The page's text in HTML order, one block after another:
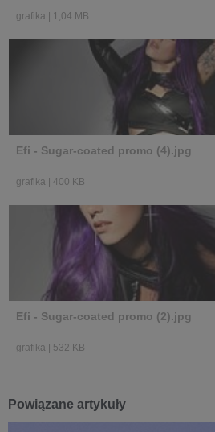
grafika 1,04 MB
Efi - Sugar-coated promo (4).jpg
grafika 400 KB
Efi - Sugar-coated promo (2).jpg
grafika 532 KB
Powiązane artykuły